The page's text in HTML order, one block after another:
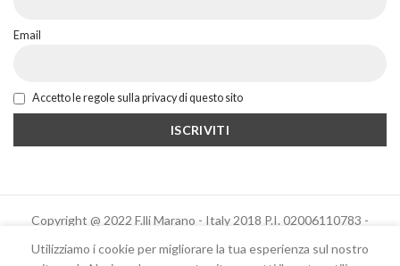
Email
Accetto le regole sulla privacy di questo sito
Copyright @ 2022 F.lli Marano - Italy 2018 P.I. 02006110783 -
Utilizziamo i cookie per migliorare la tua esperienza sul nostro